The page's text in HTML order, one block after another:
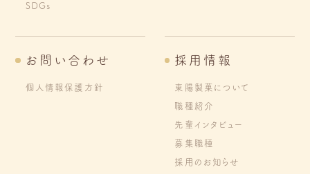
SDGs
お問い合わせ
個人情報保護方針
採用情報
東陽製菓について
職種紹介
先輩インタビュー
募集職種
採用のお知らせ